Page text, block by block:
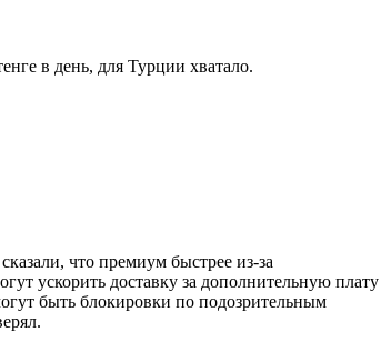
в день, для Турции хватало.
что премиум быстрее из-за
ускорить доставку за дополнительную плату
быть блокировки по подозрительным